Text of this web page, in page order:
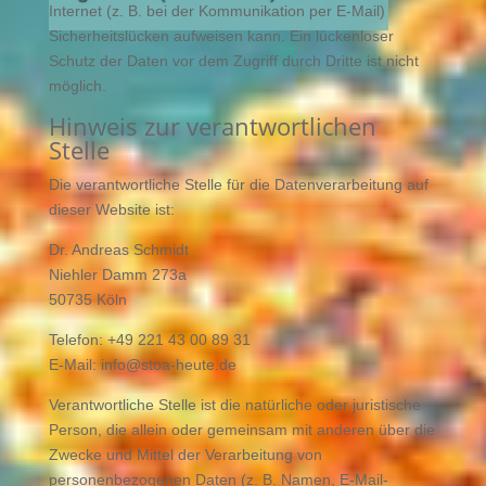
Internet (z. B. bei der Kommunikation per E-Mail)
Sicherheitslücken aufweisen kann. Ein lückenloser
Schutz der Daten vor dem Zugriff durch Dritte ist nicht
möglich.
Hinweis zur verantwortlichen
Stelle
Die verantwortliche Stelle für die Datenverarbeitung auf
dieser Website ist:
Dr. Andreas Schmidt
Niehler Damm 273a
50735 Köln
Telefon: +49 221 43 00 89 31
E-Mail: info@stoa-heute.de
Verantwortliche Stelle ist die natürliche oder juristische
Person, die allein oder gemeinsam mit anderen über die
Zwecke und Mittel der Verarbeitung von
personenbezogenen Daten (z. B. Namen, E-Mail-